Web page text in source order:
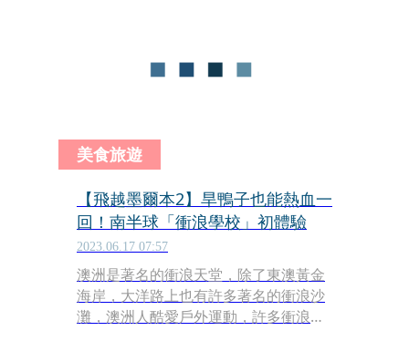
美食旅遊
【飛越墨爾本2】旱鴨子也能熱血一
回！南半球「衝浪學校」初體驗
2023.06.17 07:57
澳洲是著名的衝浪天堂，除了東澳黃金
海岸，大洋路上也有許多著名的衝浪沙
灘，澳洲人酷愛戶外運動，許多衝浪客